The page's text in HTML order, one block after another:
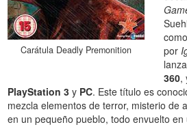
Carátula Deadly Premonition
por
360,
PlayStation 3 y PC. Este título es
mezcla elementos de terror, misterio de
en un pequeño pueblo, todo envuelto